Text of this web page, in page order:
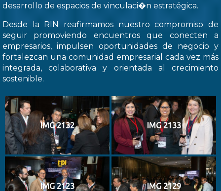
desarrollo de espacios de vinculaci�n estratégica.
Desde la RIN reafirmamos nuestro compromiso de
seguir promoviendo encuentros que conecten a
empresarios, impulsen oportunidades de negocio y
fortalezcan una comunidad empresarial cada vez más
integrada, colaborativa y orientada al crecimiento
sostenible.
IMG 2132 IMG 2133
IMG 2123 IMG 2129